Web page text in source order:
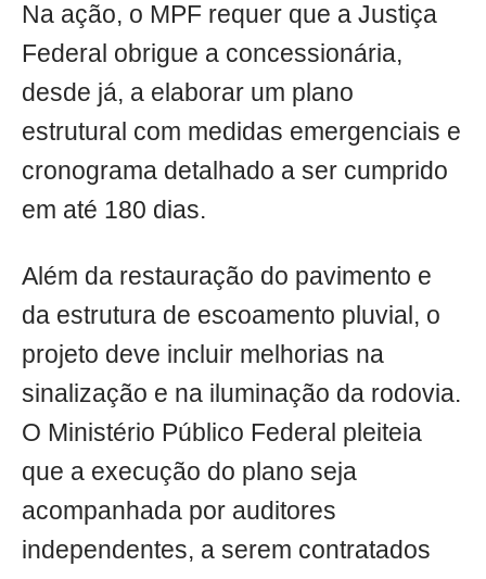
Na ação, o MPF requer que a Justiça
Federal obrigue a concessionária,
desde já, a elaborar um plano
estrutural com medidas emergenciais e
cronograma detalhado a ser cumprido
em até 180 dias.
Além da restauração do pavimento e
da estrutura de escoamento pluvial, o
projeto deve incluir melhorias na
sinalização e na iluminação da rodovia.
O Ministério Público Federal pleiteia
que a execução do plano seja
acompanhada por auditores
independentes, a serem contratados